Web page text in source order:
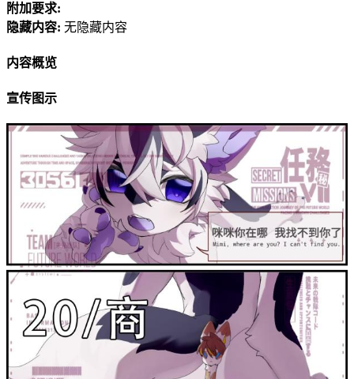
附加要求:
隐藏内容: 无隐藏内容
内容概览
宣传图示